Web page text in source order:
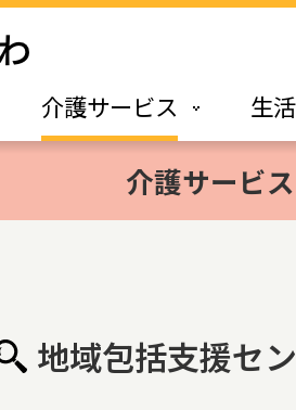
介護サービス 生
介護サービス
地域包括支援セ